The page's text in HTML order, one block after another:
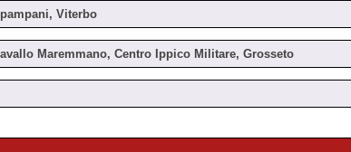
Viterbo
Maremmano, Centro Ippico Militare, Grosseto